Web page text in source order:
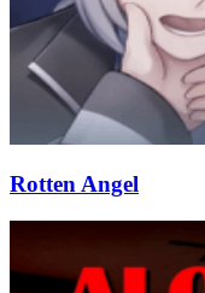
Rotten Angel